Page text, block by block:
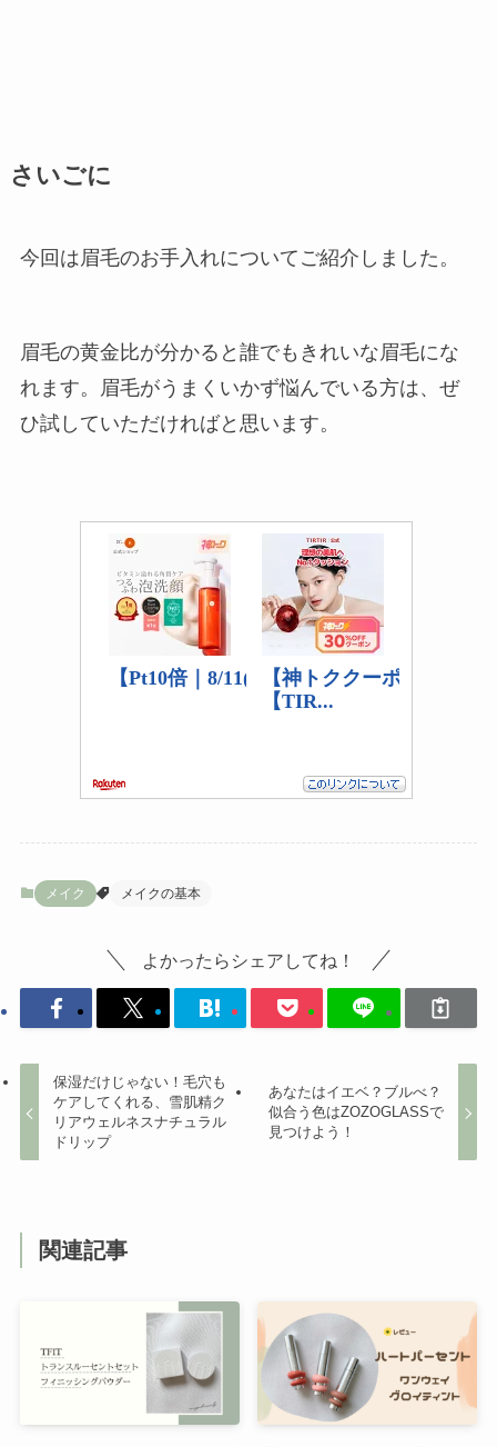
さいごに
今回は眉毛のお手入れについてご紹介しました。
眉毛の黄金比が分かると誰でもきれいな眉毛にな
れます。眉毛がうまくいかず悩んでいる方は、ぜ
ひ試していただければと思います。
メイク メイクの基本
よかったらシェアしてね！
保湿だけじゃない！毛穴も
ケアしてくれる、雪肌精ク
リアウェルネスナチュラル
ドリップ
あなたはイエベ？ブルべ？
似合う色はZOZOGLASSで
見つけよう！
関連記事